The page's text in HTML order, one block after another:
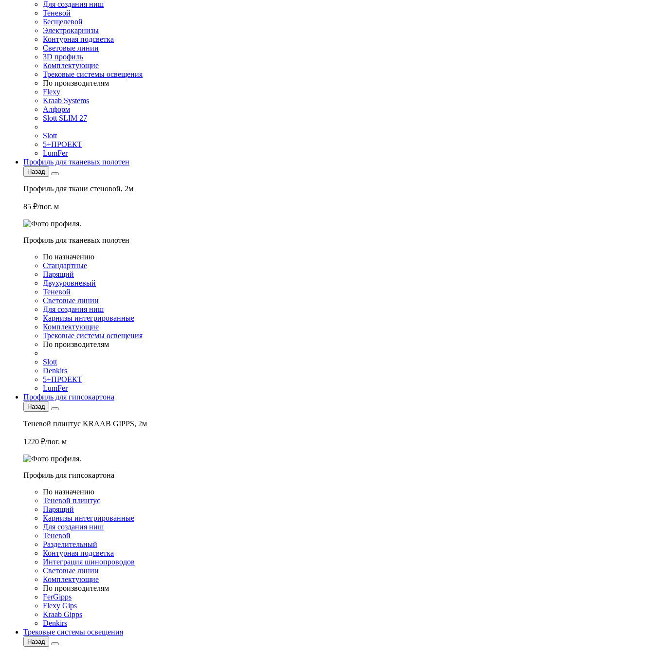
Для создания ниш
Теневой
Бесщелевой
Электрокарнизы
Контурная подсветка
Световые линии
3D профиль
Комплектующие
Трековые системы освещения
По производителям
Flexy
Kraab Systems
Алформ
Slott SLIM 27
Slott
5+ПРОЕКТ
LumFer
Профиль для тканевых полотен
Назад
Профиль для ткани стеновой, 2м
85 ₽/пог. м
Профиль для тканевых полотен
По назначению
Стандартные
Парящий
Двухуровневый
Теневой
Световые линии
Для создания ниш
Карнизы интегрированные
Комплектующие
Трековые системы освещения
По производителям
Slott
Denkirs
5+ПРОЕКТ
LumFer
Профиль для гипсокартона
Назад
Теневой плинтус KRAAB GIPPS, 2м
1220 ₽/пог. м
Профиль для гипсокартона
По назначению
Теневой плинтус
Парящий
Карнизы интегрированные
Для создания ниш
Теневой
Разделительный
Контурная подсветка
Интеграция шинопроводов
Световые линии
Комплектующие
По производителям
FerGipps
Flexy Gips
Kraab Gipps
Denkirs
Трековые системы освещения
Назад